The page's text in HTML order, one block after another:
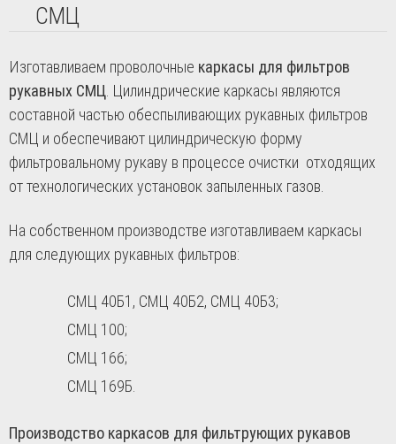
СМЦ
Изготавливаем проволочные каркасы для фильтров
рукавных СМЦ . Цилиндрические каркасы являются
составной частью обеспыливающих рукавных фильтров
СМЦ и обеспечивают цилиндрическую форму
фильтровальному рукаву в процессе очистки отходящих
от технологических установок запыленных газов.
На собственном производстве изготавливаем каркасы
для следующих рукавных фильтров:
СМЦ 40Б1, СМЦ 40Б2, СМЦ 40Б3;
СМЦ 100;
СМЦ 166;
СМЦ 169Б.
Производство каркасов для фильтрующих рукавов